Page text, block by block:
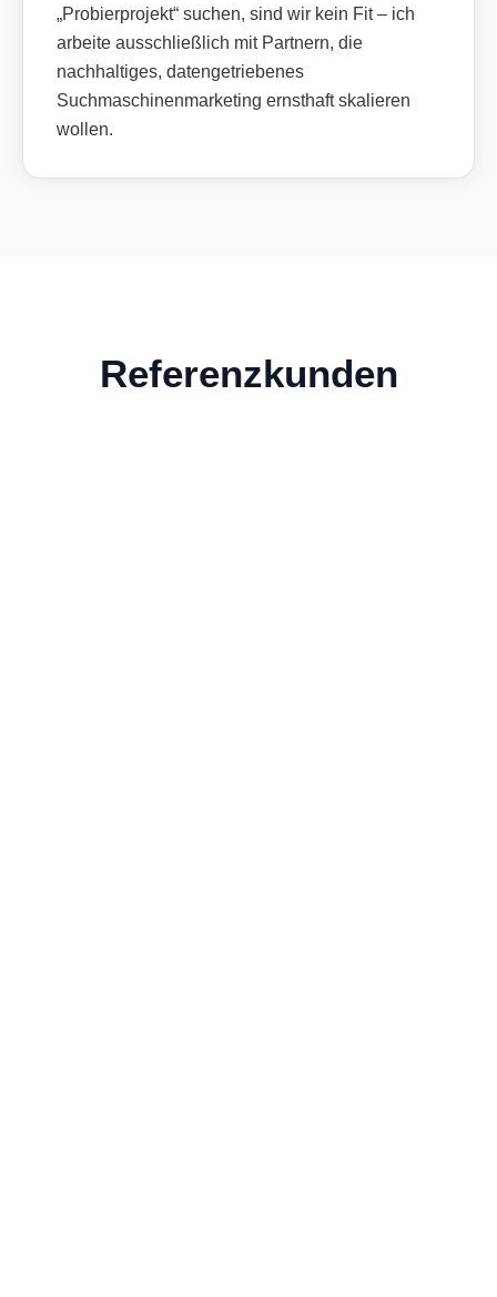
„Probierprojekt“ suchen, sind wir kein Fit – ich
arbeite ausschließlich mit Partnern, die
nachhaltiges, datengetriebenes
Suchmaschinenmarketing ernsthaft skalieren
wollen.
Referenzkunden